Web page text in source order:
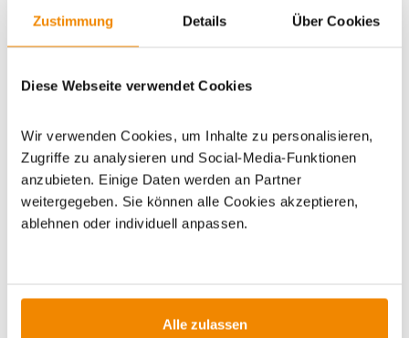
Zustimmung Details Über Cookies
Diese Webseite verwendet Cookies
Wir verwenden Cookies, um Inhalte zu personalisieren,
Zugriffe zu analysieren und Social-Media-Funktionen
anzubieten. Einige Daten werden an Partner
weitergegeben. Sie können alle Cookies akzeptieren,
ablehnen oder individuell anpassen.
Alle zulassen
WICHTIGE INFOS
Dieses Produkt finden Sie unter: Grillzubehör | Zubehör
Tropfschalen/Gastroschalen